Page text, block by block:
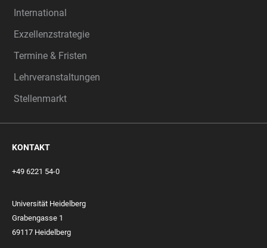
International
Exzellenzstrategie
Termine & Fristen
Lehrveranstaltungen
Stellenmarkt
KONTAKT
+49 6221 54-0
Universität Heidelberg
Grabengasse 1
69117 Heidelberg